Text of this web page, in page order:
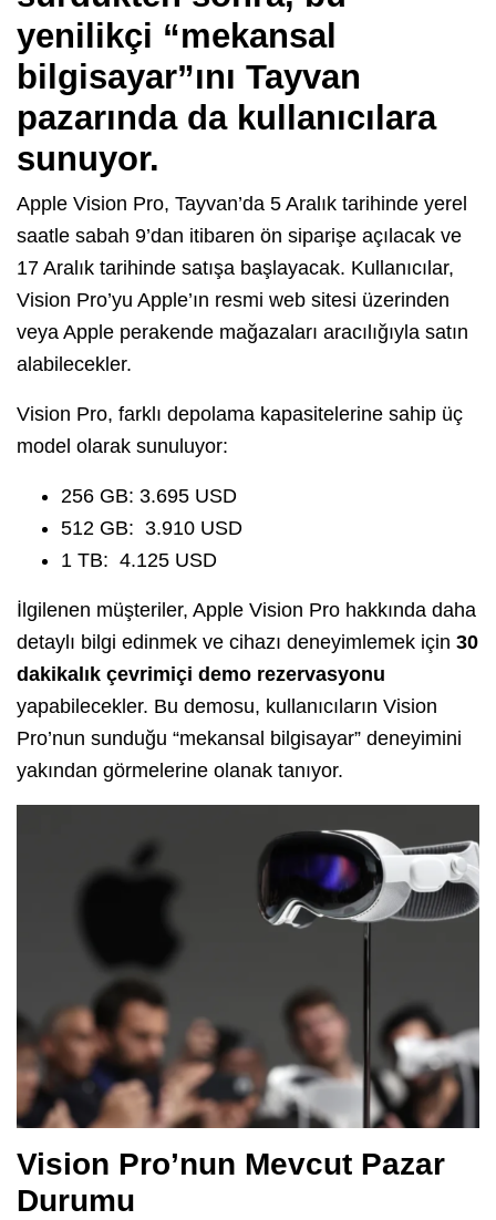
yenilikçi “mekansal
bilgisayar”ını Tayvan
pazarında da kullanıcılara
sunuyor.
Apple Vision Pro, Tayvan’da 5 Aralık tarihinde yerel
saatle sabah 9’dan itibaren ön siparişe açılacak ve
17 Aralık tarihinde satışa başlayacak. Kullanıcılar,
Vision Pro’yu Apple’ın resmi web sitesi üzerinden
veya Apple perakende mağazaları aracılığıyla satın
alabilecekler.
Vision Pro, farklı depolama kapasitelerine sahip üç
model olarak sunuluyor:
256 GB: 3.695 USD
512 GB: 3.910 USD
1 TB: 4.125 USD
İlgilenen müşteriler, Apple Vision Pro hakkında daha
detaylı bilgi edinmek ve cihazı deneyimlemek için 30
dakikalık çevrimiçi demo rezervasyonu
yapabilecekler. Bu demosu, kullanıcıların Vision
Pro’nun sunduğu “mekansal bilgisayar” deneyimini
yakından görmelerine olanak tanıyor.
Vision Pro’nun Mevcut Pazar
Durumu